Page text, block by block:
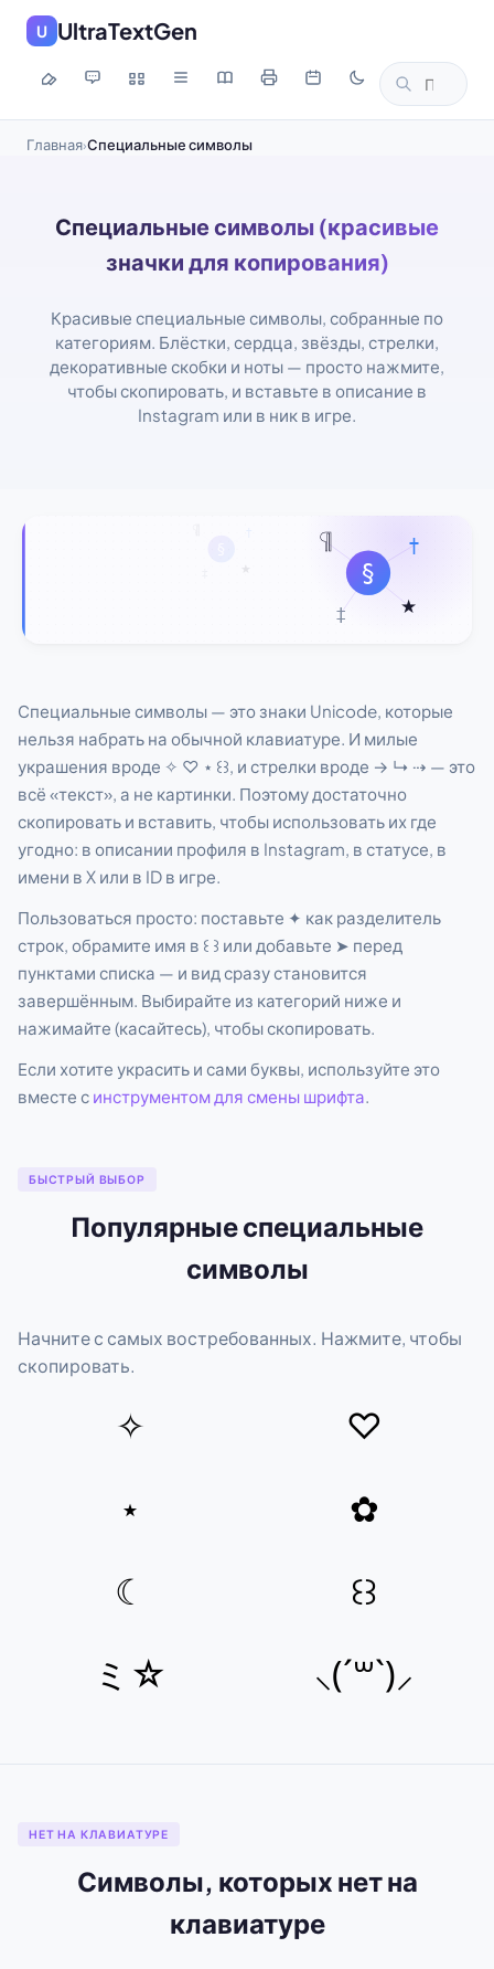
U UltraTextGen
Главная›Специальные символы
Специальные символы (красивые
значки для копирования)
Красивые специальные символы, собранные по
категориям. Блёстки, сердца, звёзды, стрелки,
декоративные скобки и ноты — просто нажмите,
чтобы скопировать, и вставьте в описание в
Instagram или в ник в игре.
Специальные символы — это знаки Unicode, которые
нельзя набрать на обычной клавиатуре. И милые
украшения вроде ✧ ♡ ⋆ ꒰꒱, и стрелки вроде → ↳ ⇢ — это
всё «текст», а не картинки. Поэтому достаточно
скопировать и вставить, чтобы использовать их где
угодно: в описании профиля в Instagram, в статусе, в
имени в X или в ID в игре.
Пользоваться просто: поставьте ✦ как разделитель
строк, обрамите имя в ꒰ ꒱ или добавьте ➤ перед
пунктами списка — и вид сразу становится
завершённым. Выбирайте из категорий ниже и
нажимайте (касайтесь), чтобы скопировать.
Если хотите украсить и сами буквы, используйте это
вместе с инструментом для смены шрифта
БЫСТРЫЙ ВЫБОР
Популярные специальные
символы
Начните с самых востребованных. Нажмите, чтобы
скопировать.
✧
♡
⋆
✿
☾
꒰꒱
ミ☆
⸜(´꒳`)⸝
НЕТ НА КЛАВИАТУРЕ
Символы, которых нет на
клавиатуре